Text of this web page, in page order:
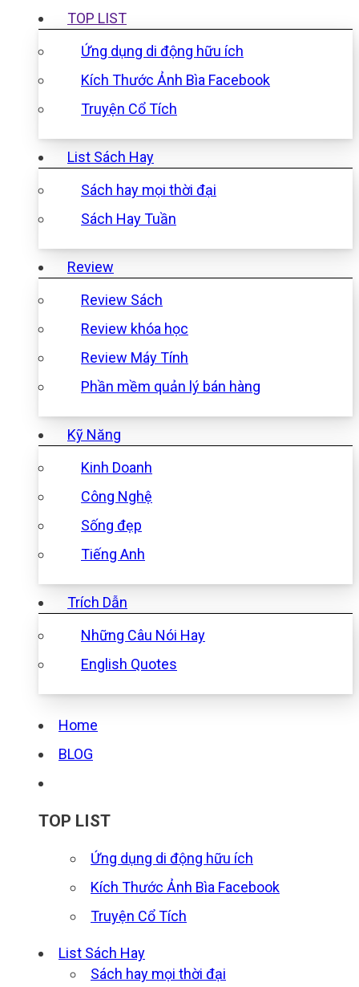
TOP LIST
Ứng dụng di động hữu ích
Kích Thước Ảnh Bìa Facebook
Truyện Cổ Tích
List Sách Hay
Sách hay mọi thời đại
Sách Hay Tuần
Review
Review Sách
Review khóa học
Review Máy Tính
Phần mềm quản lý bán hàng
Kỹ Năng
Kinh Doanh
Công Nghệ
Sống đẹp
Tiếng Anh
Trích Dẫn
Những Câu Nói Hay
English Quotes
Home
BLOG
TOP LIST
Ứng dụng di động hữu ích
Kích Thước Ảnh Bìa Facebook
Truyện Cổ Tích
List Sách Hay
Sách hay mọi thời đại